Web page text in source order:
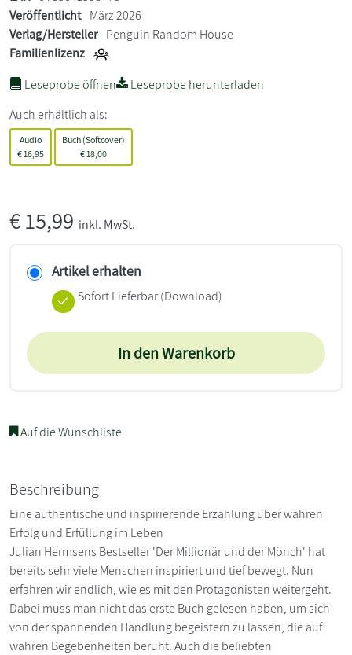
Veröffentlicht März 2026
Verlag/Hersteller Penguin Random House
Familienlizenz
Leseprobe öffnen
Leseprobe herunterladen
Auch erhältlich als:
Audio
€ 16,95
Buch (Softcover)
€ 18,00
€15,99 inkl. MwSt.
Artikel erhalten
Sofort Lieferbar (Download)
In den Warenkorb
Auf die Wunschliste
Beschreibung
Eine authentische und inspirierende Erzählung über wahren
Erfolg und Erfüllung im Leben
Julian Hermsens Bestseller 'Der Millionär und der Mönch' hat
bereits sehr viele Menschen inspiriert und tief bewegt. Nun
erfahren wir endlich, wie es mit den Protagonisten weitergeht.
Dabei muss man nicht das erste Buch gelesen haben, um sich
von der spannenden Handlung begeistern zu lassen, die auf
wahren Begebenheiten beruht. Auch die beliebten